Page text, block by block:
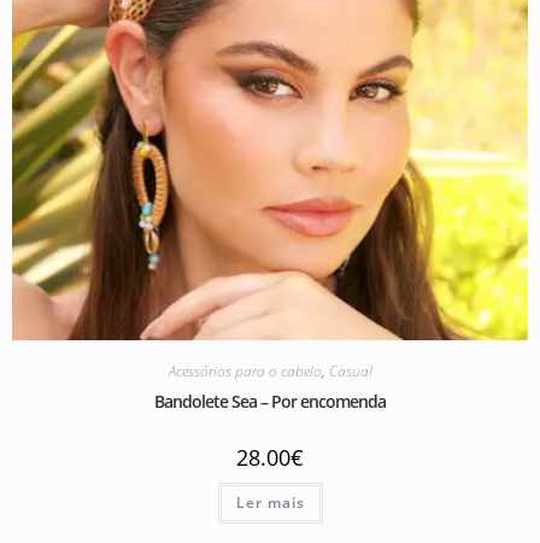
Acessórios para o cabelo, Casual
Bandolete Sea – Por encomenda
28.00€
Ler mais